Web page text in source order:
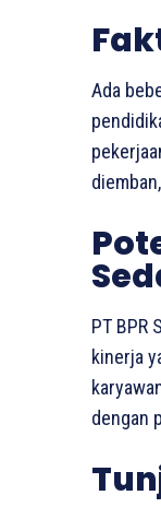
Ada
PT BPR
kinerja
dengan